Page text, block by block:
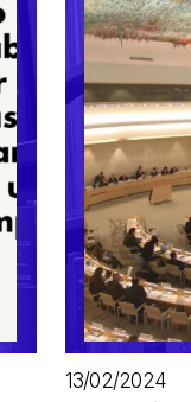
13/02/2024